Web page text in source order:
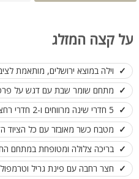
על קצה המזלג
וילה במוצא ירושלים, מותאמת
מתחם שומר שבת עם דגש על
5 חדרי שינה מרווחים ו-2 חדרי רחצה ( אופציה לקבלת 9 מיטות )
מטבח כשר מאובזר עם כל הציוד
בריכה צלולה ומטופחת במתחם
חצר רחבה עם פינת גריל